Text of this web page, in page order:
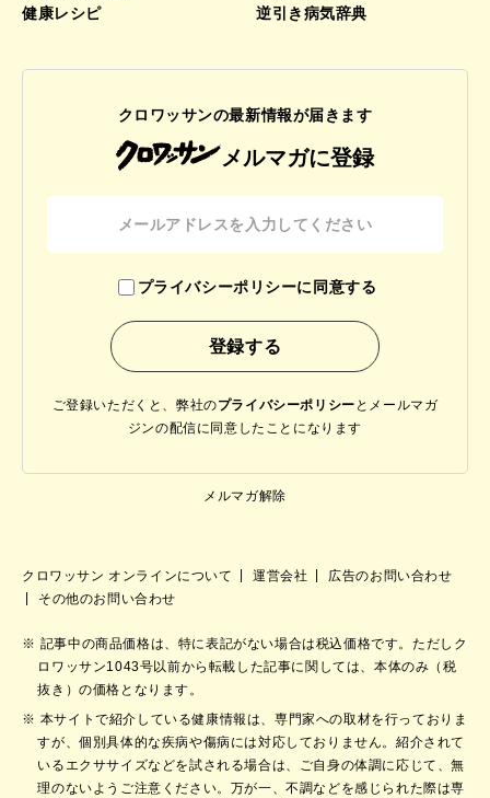
健康レシピ
逆引き病気辞典
クロワッサンの最新情報が届きます
メルマガに登録
プライバシーポリシーに同意する
ご登録いただくと、弊社のプライバシーポリシー と メールマガ
ジンの配信に同意したことになります
メルマガ解除
クロワッサン オンラインについて 運営会社
広告のお問い合わせ
その他のお問い合わせ
記事中の商品価格は、特に表記がない場合は税込価格です。ただしク
ロワッサン1043号以前から転載した記事に関しては、本体のみ（税
抜き）の価格となります。
本サイトで紹介している健康情報は、専門家への取材を行っておりま
すが、個別具体的な疾病や傷病には対応しておりません。紹介されて
いるエクササイズなどを試される場合は、ご自身の体調に応じて、無
理のないようご注意ください。万が一、不調などを感じられた際は専